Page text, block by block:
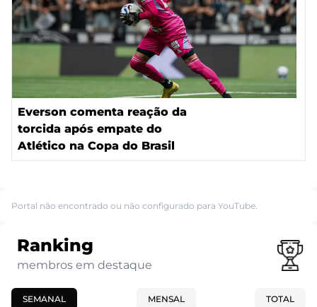
Everson comenta reação da
torcida após empate do
Atlético na Copa do Brasil
Portal não encontrado ou não configurado para YouTube.
Ranking
membros em destaque
SEMANAL MENSAL TOTAL